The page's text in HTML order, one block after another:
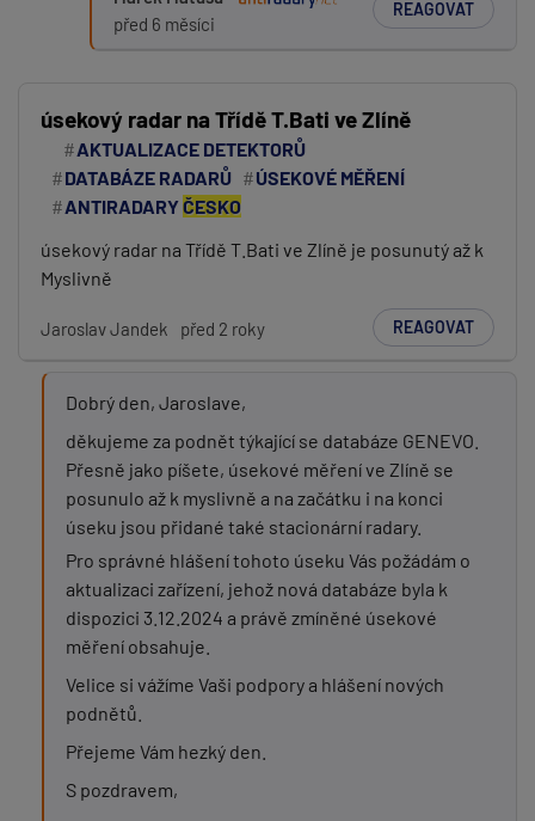
před 6 měsíci
REAGOVAT
úsekový radar na Třídě T.Bati ve Zlíně
AKTUALIZACE DETEKTORŮ
DATABÁZE RADARŮ
ÚSEKOVÉ MĚŘENÍ
ANTIRADARYČESKO
úsekový radar na Třídě T.Bati ve Zlíně je posunutý až k
Myslivně
Jaroslav Jandek před 2 roky REAGOVAT
Dobrý den, Jaroslave,
děkujeme za podnět týkající se databáze GENEVO.
Přesně jako píšete, úsekové měření ve Zlíně se
posunulo až k myslivně a na začátku i na konci
úseku jsou přidané také stacionární radary.
Pro správné hlášení tohoto úseku Vás požádám o
aktualizaci zařízení, jehož nová databáze byla k
dispozici 3.12.2024 a právě zmíněné úsekové
měření obsahuje.
Velice si vážíme Vaši podpory a hlášení nových
podnětů.
Přejeme Vám hezký den.
S pozdravem,